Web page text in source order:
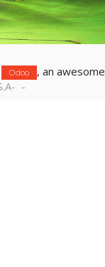
Odoo , an awesome
- -